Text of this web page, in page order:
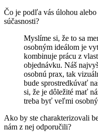
Čo je podľa vás úlohou
súčasnosti?
Myslíme si, že to sa
osobným ideálom je
kombinuje prácu z
objednávku. Náš
osobnú prax, tak
bude sprostredkúvať
si, že je dôležité mať
treba byť veľmi
Ako by ste charakterizovali
nám z nej odporučili?